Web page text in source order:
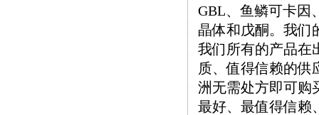
GBL、鱼鳞可卡因
晶体和戊酮。我们
我们所有的产品在
质、值得信赖的
洲无需处方即可购
最好、最值得信赖